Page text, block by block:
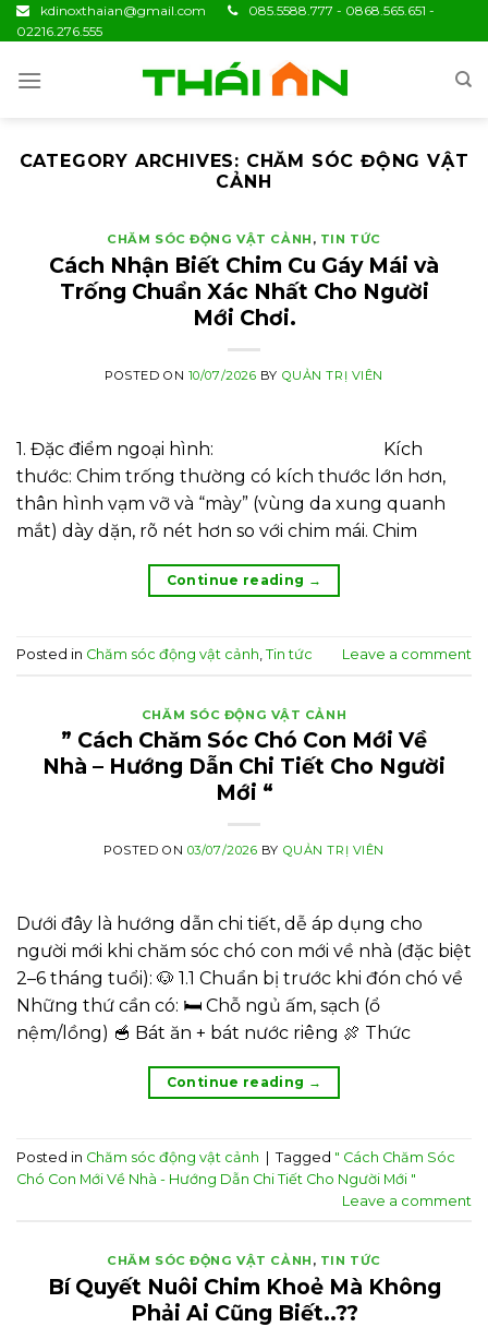
Skip
to
kdinoxthaian@gmail.com
085.5588.777 - 0868.565.651 -
02216.276.555
CATEGORY ARCHIVES: CHĂM SÓC ĐỘNG VẬT
CẢNH
CHĂM SÓC ĐỘNG VẬT CẢNH , TIN TỨC
Cách Nhận Biết Chim Cu Gáy Mái và
Trống Chuẩn Xác Nhất Cho Người
Mới Chơi.
POSTED ON 10/07/2026 BY QUẢN TRỊ VIÊN
1. Đặc điểm ngoại hình: Kích
thước: Chim trống thường có kích thước lớn hơn,
thân hình vạm vỡ và “mày” (vùng da xung quanh
mắt) dày dặn, rõ nét hơn so với chim mái. Chim
Continue reading →
Posted in Chăm sóc động vật cảnh Tin tức Leave a comment
CHĂM SÓC ĐỘNG VẬT CẢNH
” Cách Chăm Sóc Chó Con Mới Về
Nhà – Hướng Dẫn Chi Tiết Cho Người
Mới “
POSTED ON 03/07/2026 BY QUẢN TRỊ VIÊN
Dưới đây là hướng dẫn chi tiết, dễ áp dụng cho
người mới khi chăm sóc chó con mới về nhà (đặc biệt
2–6 tháng tuổi): 🐶 1.1 Chuẩn bị trước khi đón chó về
Những thứ cần có: 🛏️ Chỗ ngủ ấm, sạch (ổ
nệm/lồng) 🥣 Bát ăn + bát nước riêng 🍖 Thức
Continue reading →
Posted in Chăm sóc động vật cảnh | Tagged " Cách Chăm Sóc
Chó Con Mới Về Nhà - Hướng Dẫn Chi Tiết Cho Người Mới "
Leave a comment
CHĂM SÓC ĐỘNG VẬT CẢNH , TIN TỨC
Bí Quyết Nuôi Chim Khoẻ Mà Không
Phải Ai Cũng Biết..??